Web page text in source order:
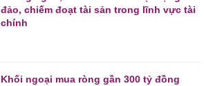
đảo, chiếm đoạt tài sản trong lĩnh vực tài
chính
Khối ngoại mua ròng gần 300 tỷ đồng